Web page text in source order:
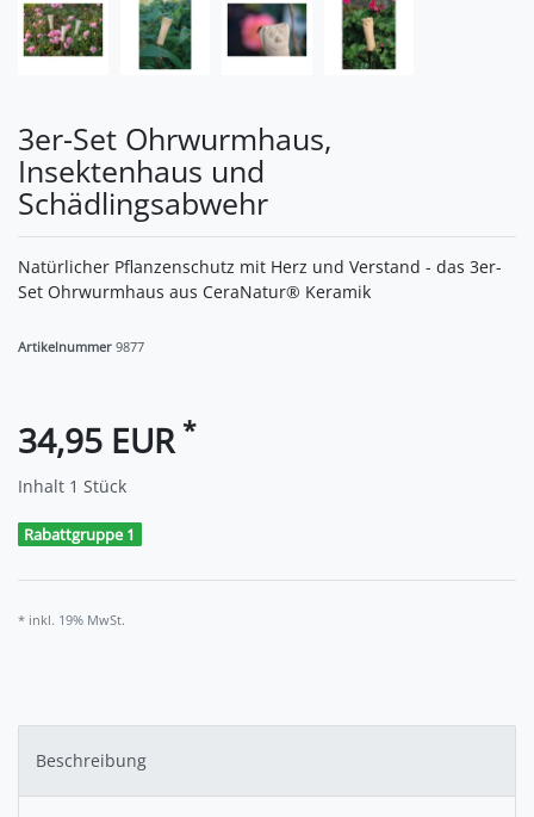
3er-Set Ohrwurmhaus,
Insektenhaus und
Schädlingsabwehr
Natürlicher Pflanzenschutz mit Herz und Verstand - das 3er-
Set Ohrwurmhaus aus CeraNatur® Keramik
Artikelnummer 9877
34,95 EUR *
Inhalt 1 Stück
Rabattgruppe 1
* inkl. 19% MwSt.
Beschreibung